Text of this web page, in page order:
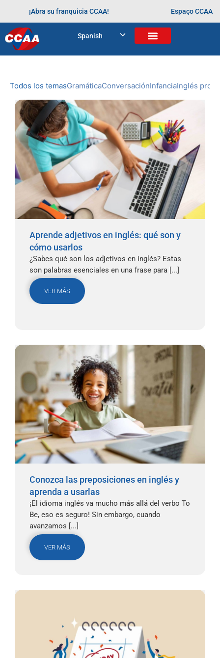
¡Abra su franquicia CCAA! Espaço CCAA
Spanish
Home > Oportunidade acadêmica
Todos los temasGramáticaConversaciónInfanciaInglés
Aprende adjetivos en inglés: qué son y
cómo usarlos
¿Sabes qué son los adjetivos en inglés? Estas
son palabras esenciales en una frase para [...]
VER MÁS
Conozca las preposiciones en inglés y
aprenda a usarlas
¡El idioma inglés va mucho más allá del verbo To
Be, eso es seguro! Sin embargo, cuando
avanzamos [...]
VER MÁS